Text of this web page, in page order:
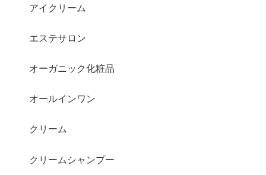
アイクリーム
エステサロン
オーガニック化粧品
オールインワン
クリーム
クリームシャンプー